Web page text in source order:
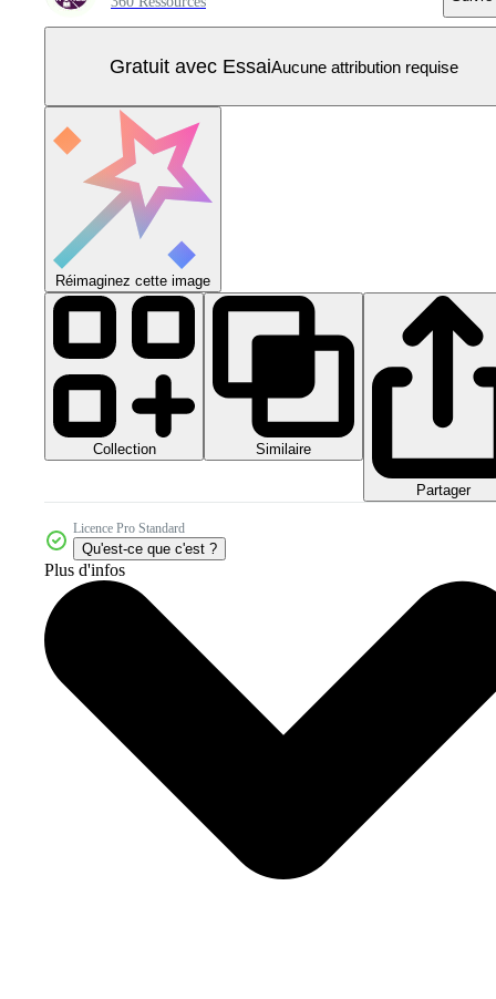
Gratuit avec EssaiAucune attribution requise
Réimaginez cette image
Collection Similaire
Partager
Licence Pro Standard
Qu'est-ce que c'est ?
Plus d'infos